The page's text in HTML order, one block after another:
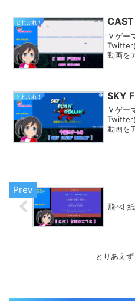
とれぷれ！
Ｖゲー
Twitter
動画を
とれぷれ！ SKY
Ｖゲー
Twitter
動画を
飛べ!
とりあえ